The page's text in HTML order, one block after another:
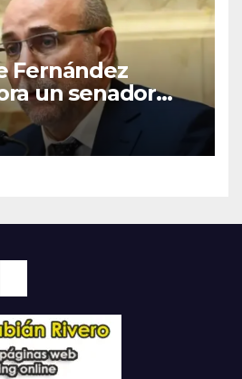
Fernández
un senador
votar en forma